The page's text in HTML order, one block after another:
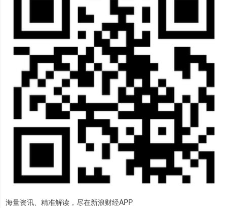
海量资讯、精准解读，尽在新浪财经APP